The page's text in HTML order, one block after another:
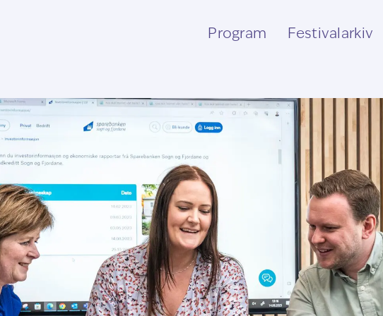
Program Festivalarkiv